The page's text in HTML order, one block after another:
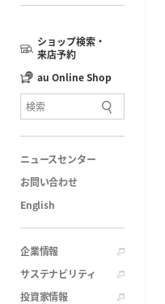
ショップ検索・
来店予約
au Online Shop
ニュースセンター
お問い合わせ
English
企業情報
サステナビリティ
投資家情報